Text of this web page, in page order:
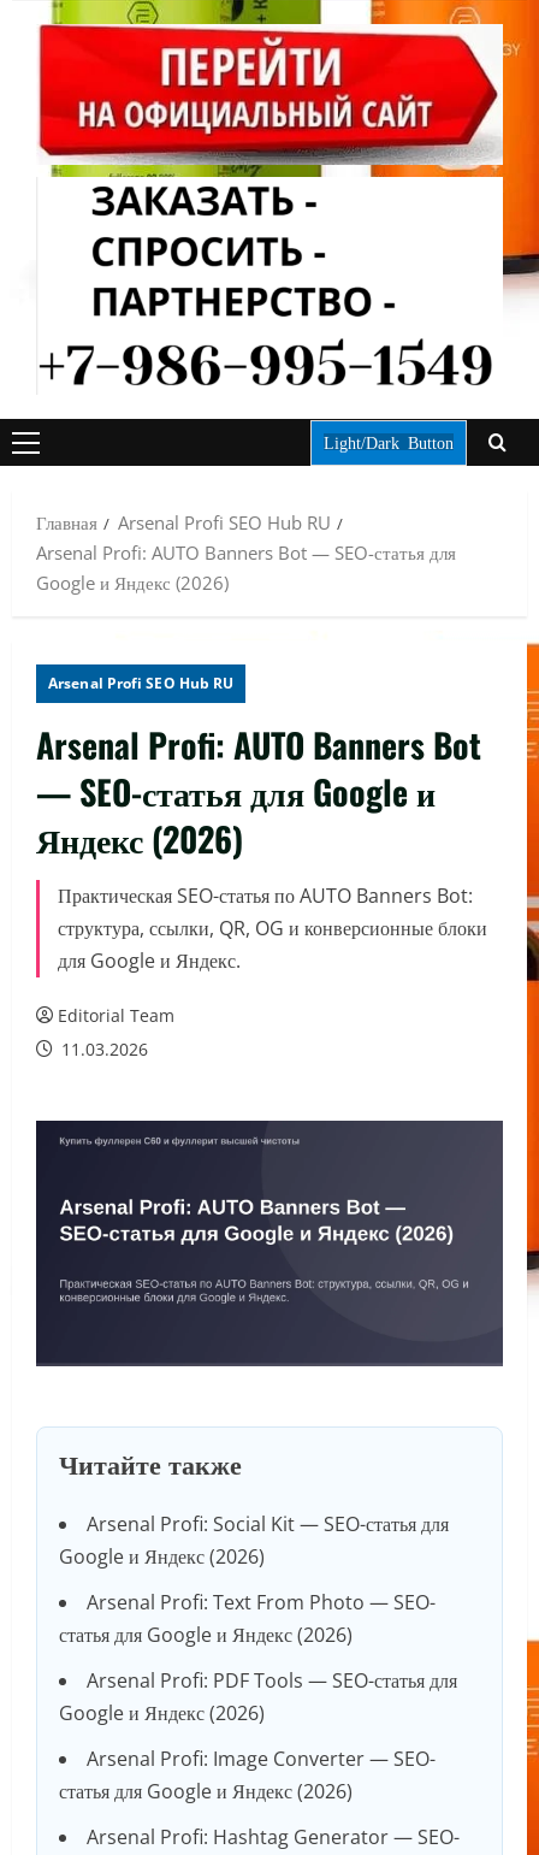
ОСНОВНОЕ
Light/Dark Button
Главная
Arsenal Profi SEO Hub RU
Arsenal Profi: AUTO Banners Bot — SEO-статья для
Google и Яндекс (2026)
Arsenal Profi SEO Hub RU
Arsenal Profi: AUTO Banners Bot
— SEO-статья для Google и
Яндекс (2026)
Практическая SEO-статья по AUTO Banners Bot:
структура, ссылки, QR, OG и конверсионные блоки
для Google и Яндекс.
Editorial Team
11.03.2026
Читайте также
Arsenal Profi: Social Kit — SEO-статья для
Google и Яндекс (2026)
Arsenal Profi: Text From Photo — SEO-
статья для Google и Яндекс (2026)
Arsenal Profi: PDF Tools — SEO-статья для
Google и Яндекс (2026)
Arsenal Profi: Image Converter — SEO-
статья для Google и Яндекс (2026)
Arsenal Profi: Hashtag Generator — SEO-